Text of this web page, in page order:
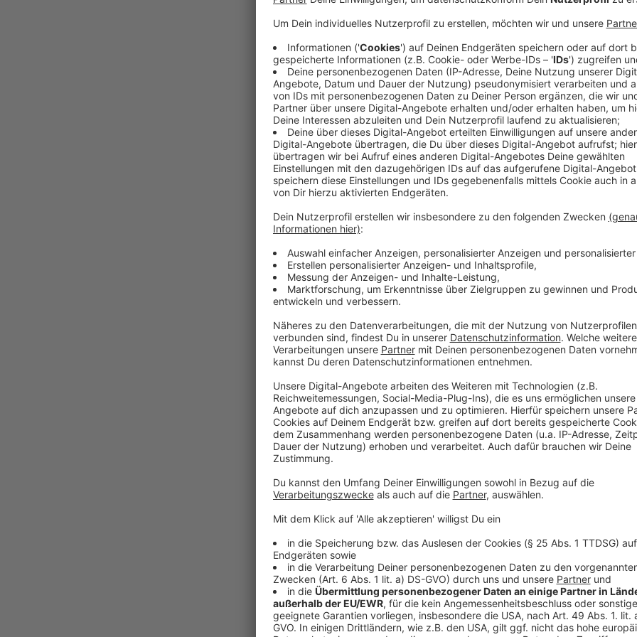
Die Show der Extraklasse
Anzeige
Unsere ModeratorenSina KuipersundBenjamin
Programm geführt. Dabei waren Musiker,
Saal zum toben gebracht haben.
Anzeige
Wir benötigen Ihre
den YouTube
laden!
Wir verwenden einen
einzubetten. Dieser
Ihren Aktivitäten
die Details durch und
Nutzung des Service zu,
anzusehen.
Mehr
Akzeptieren
powered byUsercentrics
RADIO WMW Lichtblicke Gala 2023
"Die fand ich richtig gut"
Anzeige